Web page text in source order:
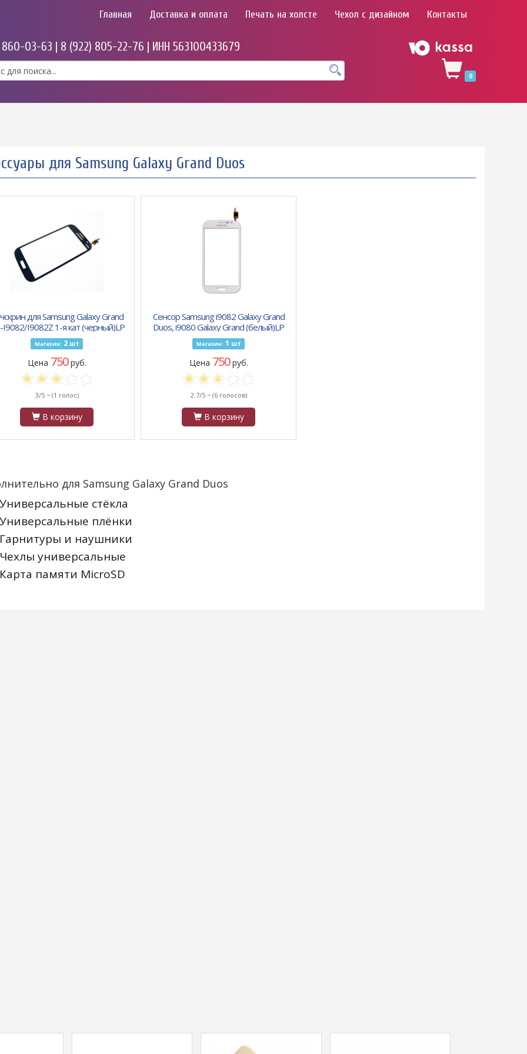
Главная Доставка и оплата Печать на холсте Чехол с дизайном Контакты
860-03-63 | 8 (922) 805-22-76 | ИНН 563100433679
0
для Samsung Galaxy Grand Duos
для Samsung Galaxy Grand
I9082/I9082Z 1-я кат (черный)LP
Магазин: 2шт
Цена 750руб.
3/5 ~ (1 голос)
В корзину
Сенсор Samsung i9082 Galaxy Grand
Duos, i9080 Galaxy Grand (белый)LP
Магазин: 1 шт
Цена 750руб.
2.7/5 ~ (6 голосов)
В корзину
для Samsung Galaxy Grand Duos
Универсальные стёкла
Универсальные плёнки
Гарнитуры и наушники
Чехлы универсальные
Карта памяти MicroSD